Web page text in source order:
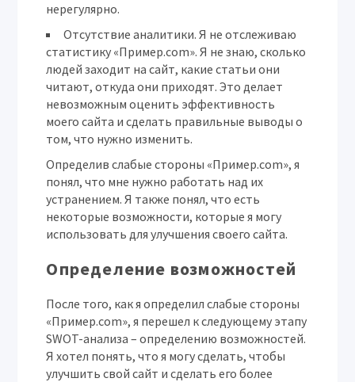
нерегулярно.
Отсутствие аналитики. Я не отслеживаю
статистику «Пример.com». Я не знаю, сколько
людей заходит на сайт, какие статьи они
читают, откуда они приходят. Это делает
невозможным оценить эффективность
моего сайта и сделать правильные выводы о
том, что нужно изменить.
Определив слабые стороны «Пример.com», я
понял, что мне нужно работать над их
устранением. Я также понял, что есть
некоторые возможности, которые я могу
использовать для улучшения своего сайта.
Определение возможностей
После того, как я определил слабые стороны
«Пример.com», я перешел к следующему этапу
SWOT-анализа – определению возможностей.
Я хотел понять, что я могу сделать, чтобы
улучшить свой сайт и сделать его более